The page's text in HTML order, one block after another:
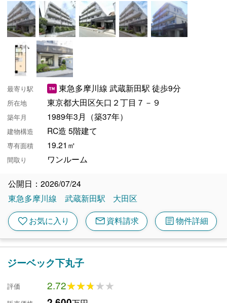
最寄り駅 東急多摩川線 武蔵新田駅 徒歩9分
所在地 東京都大田区矢口２丁目７－９
築年月 1989年3月（築37年）
建物構造 RC造 5階建て
専有面積 19.21㎡
間取り ワンルーム
公開日：2026/07/24
東急多摩川線
武蔵新田駅 大田区
favoriteお気に入り mail資料請求 article物件詳細
ジーベック下丸子
評価 2.72★★★★★
★★★★★